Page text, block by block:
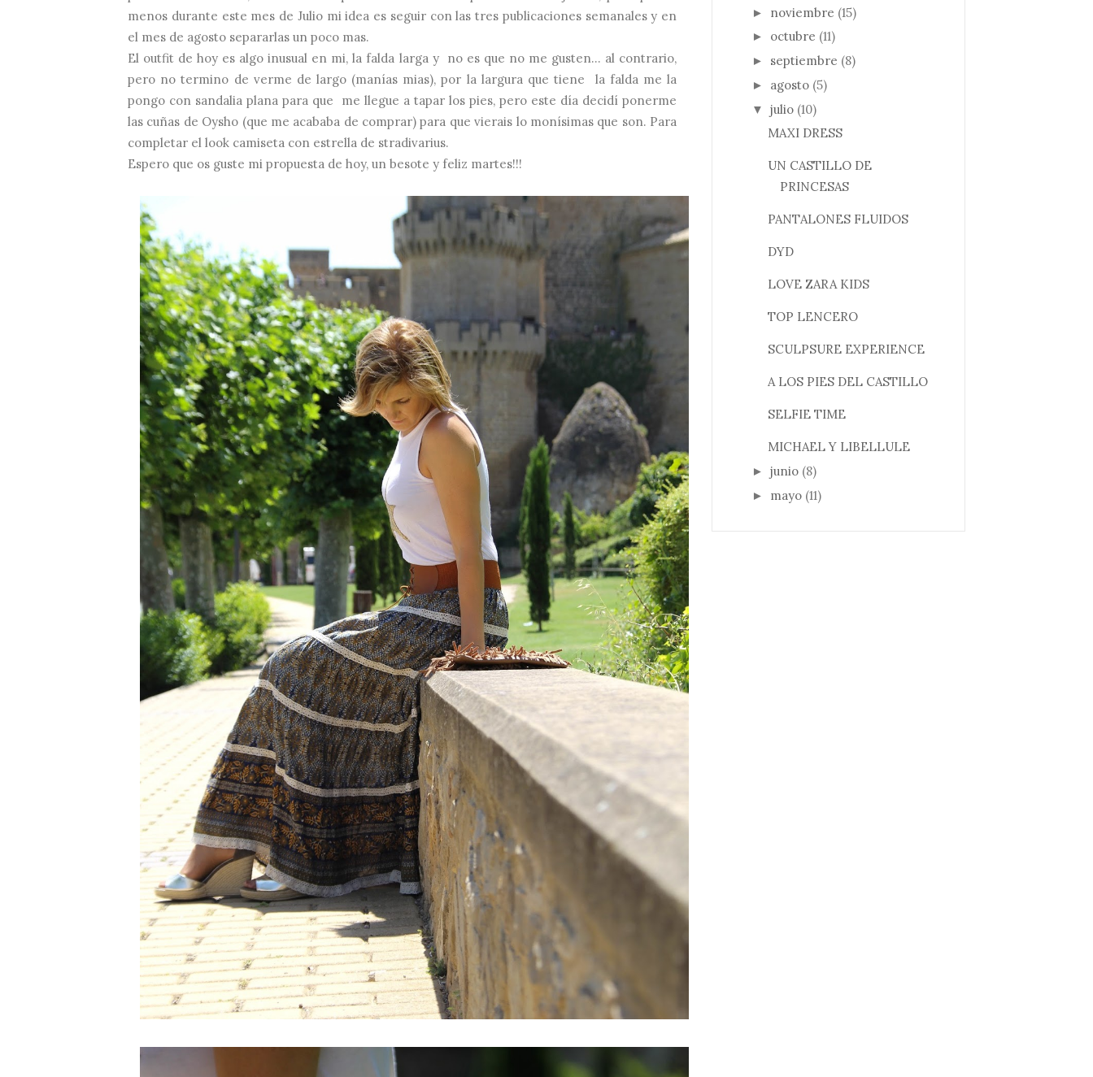
menos durante este mes de Julio mi idea es seguir con las tres publicaciones semanales y en
el mes de agosto separarlas un poco mas.
El outfit de hoy es algo inusual en mi, la falda larga y no es que no me gusten... al contrario,
pero no termino de verme de largo (manías mias), por la largura que tiene la falda me la
pongo con sandalia plana para que me llegue a tapar los pies, pero este día decidí ponerme
las cuñas de Oysho (que me acababa de comprar) para que vierais lo monísimas que son. Para
completar el look camiseta con estrella de stradivarius.
Espero que os guste mi propuesta de hoy, un besote y feliz martes!!!
► noviembre (15)
► octubre (11)
► septiembre (8)
► agosto (5)
▼ julio (10)
MAXI DRESS
UN CASTILLO DE
PRINCESAS
PANTALONES FLUIDOS
DYD
LOVE ZARA KIDS
TOP LENCERO
SCULPSURE EXPERIENCE
A LOS PIES DEL CASTILLO
SELFIE TIME
MICHAEL Y LIBELLULE
► junio (8)
► mayo (11)